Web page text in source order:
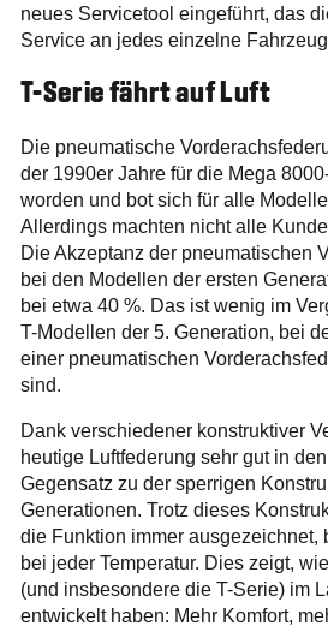
neues Servicetool eingeführt, das
Service an jedes einzelne
T-Serie fährt auf Luft
Die pneumatische
der 1990er Jahre für die Mega
worden und bot sich für alle
Allerdings machten nicht alle
Die Akzeptanz der pneumatischen
bei den Modellen der ersten
bei etwa 40 %. Das ist wenig im
T-Modellen der 5. Generation, bei
einer pneumatischen
sind.
Dank verschiedener konstruktiver
heutige Luftfederung sehr gut in
Gegensatz zu der sperrigen
Generationen. Trotz dieses
die Funktion immer ausgezeichnet,
bei jeder Temperatur. Dies zeigt,
(und insbesondere die T-Serie) im
entwickelt haben: Mehr Komfort,